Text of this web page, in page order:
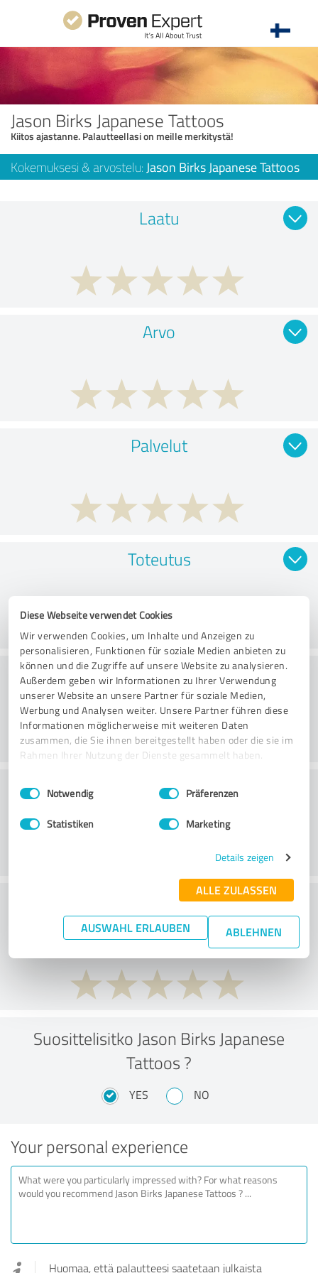
Diese Webseite verwendet Cookies
Wir verwenden Cookies, um Inhalte und Anzeigen zu
personalisieren, Funktionen für soziale Medien anbieten zu
können und die Zugriffe auf unsere Website zu analysieren.
Außerdem geben wir Informationen zu Ihrer Verwendung
unserer Website an unsere Partner für soziale Medien,
Werbung und Analysen weiter. Unsere Partner führen diese
Informationen möglicherweise mit weiteren Daten
zusammen, die Sie ihnen bereitgestellt haben oder die sie im
Rahmen Ihrer Nutzung der Dienste gesammelt haben.
Impressum Datenschutzbestimmungen
Einwilligungsauswahl
Notwendig Präferenzen
Statistiken Marketing
Details zeigen
ALLE ZULASSEN
AUSWAHL ERLAUBEN ABLEHNEN
Jason Birks Japanese Tattoos
Kiitos ajastanne. Palautteellasi on meille merkitystä!
Kokemuksesi & arvostelu: Jason Birks Japanese Tattoos
Laatu
Arvo
Palvelut
Toteutus
Konsultointi
Asiakaspalvelu
What do you think of the price to
performance ratio?
Suosittelisitko Jason Birks Japanese
Tattoos ?
YES NO
Your personal experience
Huomaa, että palautteesi saatetaan julkaista